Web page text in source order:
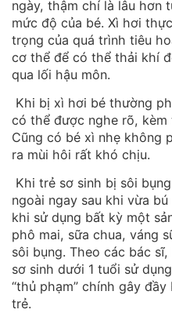
ngày, thậm chí là lâu hơn
mức độ của bé. Xì hơi
trọng của quá trình tiêu
cơ thể để có thể thải khí
qua lối hậu môn.
Khi bị xì hơi bé thường
có thể được nghe rõ,
Cũng có bé xì nhẹ không
ra mùi hôi rất khó chịu.
Khi trẻ sơ sinh bị sôi
ngoài ngay sau khi vừa
khi sử dụng bất kỳ một
phô mai, sữa chua, váng
sôi bụng. Theo các bác
sơ sinh dưới 1 tuổi sử
“thủ phạm” chính gây
trẻ.